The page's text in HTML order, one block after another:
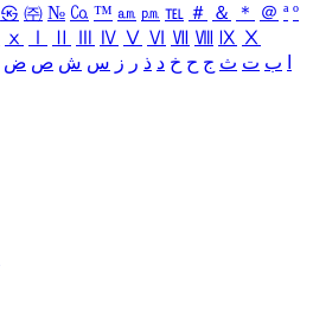
㉿ ㈜ № ㏇ ™ ㏂ ㏘ ℡ ＃ ＆ ＊ ＠ ª º
ⅹ Ⅳ Ⅴ Ⅵ Ⅶ Ⅷ Ⅸ Ⅹ
ب ت ث ج ح خ د ذ ر ز س ش ص ض